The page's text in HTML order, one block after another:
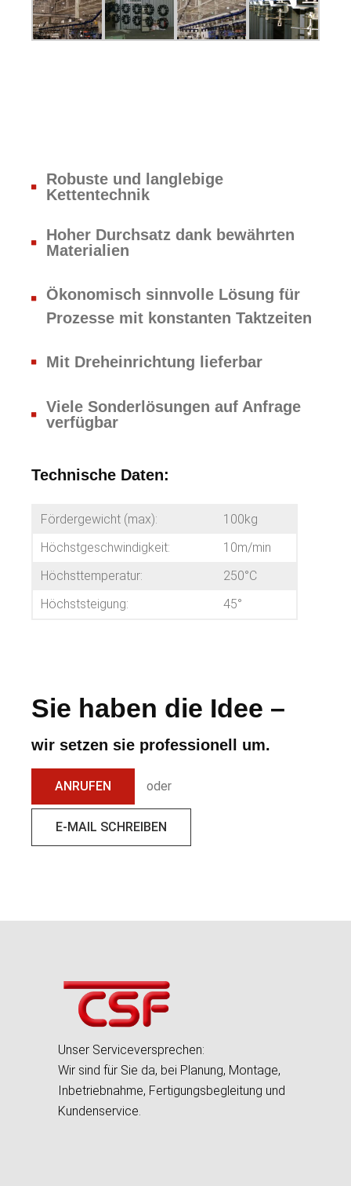
Robuste und langlebige
Kettentechnik
Hoher Durchsatz dank bewährten
Materialien
Ökonomisch sinnvolle Lösung für
Prozesse mit konstanten Taktzeiten
Mit Dreheinrichtung lieferbar
Viele Sonderlösungen auf Anfrage
verfügbar
Technische Daten:
Fördergewicht (max):
100kg
Höchstgeschwindigkeit:
10m/min
Höchsttemperatur:
250°C
Höchststeigung:
45°
Sie haben die Idee –
wir setzen sie professionell um.
ANRUFEN oder
E-MAIL SCHREIBEN
Unser Serviceversprechen:
Wir sind für Sie da, bei Planung, Montage,
Inbetriebnahme, Fertigungsbegleitung und
Kundenservice.